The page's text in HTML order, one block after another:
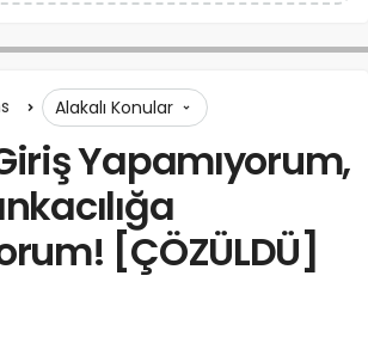
Alakalı Konular
Yapamıyorum,
[ÇÖZÜLDÜ]